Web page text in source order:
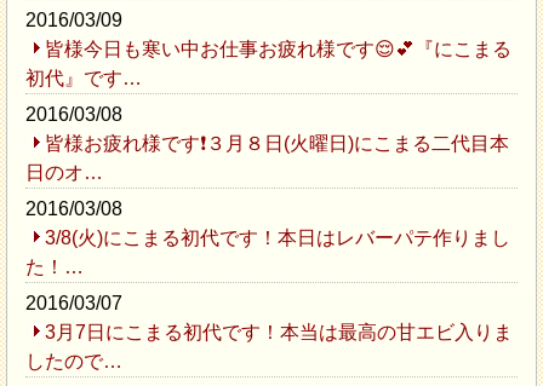
2016/03/09
皆様今日も寒い中お仕事お疲れ様です😌💕『にこまる
初代』です…
2016/03/08
皆様お疲れ様です❗３月８日(火曜日)にこまる二代目本
日のオ…
2016/03/08
3/8(火)にこまる初代です！本日はレバーパテ作りまし
た！…
2016/03/07
3月7日にこまる初代です！本当は最高の甘エビ入りま
したので…